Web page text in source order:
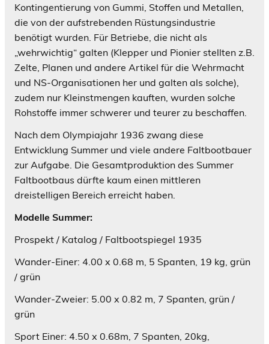
Kontingentierung von Gummi, Stoffen und Metallen,
die von der aufstrebenden Rüstungsindustrie
benötigt wurden. Für Betriebe, die nicht als
„wehrwichtig“ galten (Klepper und Pionier stellten z.B.
Zelte, Planen und andere Artikel für die Wehrmacht
und NS-Organisationen her und galten als solche),
zudem nur Kleinstmengen kauften, wurden solche
Rohstoffe immer schwerer und teurer zu beschaffen.
Nach dem Olympiajahr 1936 zwang diese
Entwicklung Summer und viele andere Faltbootbauer
zur Aufgabe. Die Gesamtproduktion des Summer
Faltbootbaus dürfte kaum einen mittleren
dreistelligen Bereich erreicht haben.
Modelle Summer:
Prospekt / Katalog / Faltbootspiegel 1935
Wander-Einer: 4.00 x 0.68 m, 5 Spanten, 19 kg, grün
/ grün
Wander-Zweier: 5.00 x 0.82 m, 7 Spanten, grün /
grün
Sport Einer: 4.50 x 0.68m, 7 Spanten, 20kg,